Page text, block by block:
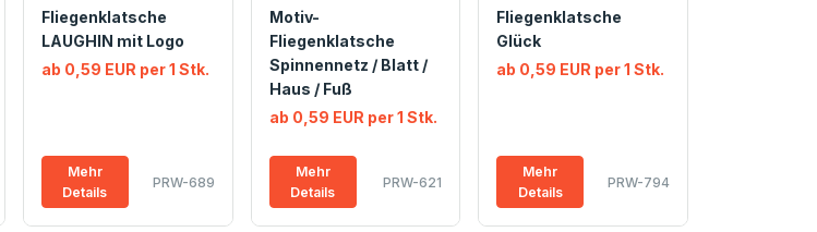
Fliegenklatsche
LAUGHIN mit Logo
ab 0,59 EUR per 1 Stk.
Mehr
Details
PRW-689
Motiv-
Fliegenklatsche
Spinnennetz / Blatt /
Haus / Fuß
ab 0,59 EUR per 1 Stk.
Mehr
Details
PRW-621
Fliegenklatsche
Glück
ab 0,59 EUR per 1 Stk.
Mehr
Details
PRW-794